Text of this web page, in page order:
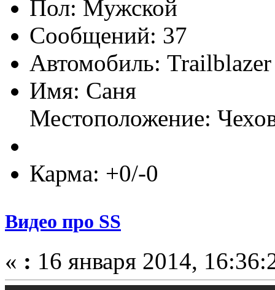
Пол:
Сообщений: 37
Автомобиль:
Имя: Саня
Местоположение:
Карма: +0/-0
Видео про SS
« : 16 января 2014,